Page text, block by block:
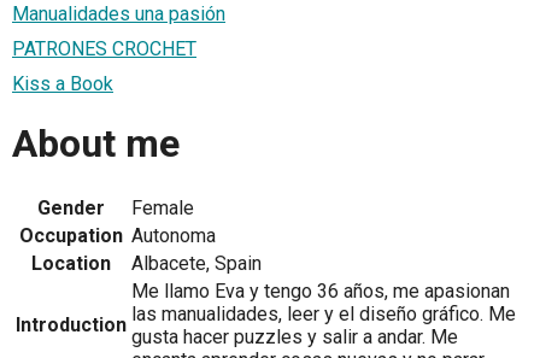
Manualidades una pasión
PATRONES CROCHET
Kiss a Book
About me
Gender
Female
Occupation Autonoma
Location
Albacete, Spain
Introduction
Me llamo Eva y tengo 36 años, me apasionan
las manualidades, leer y el diseño gráfico. Me
gusta hacer puzzles y salir a andar. Me